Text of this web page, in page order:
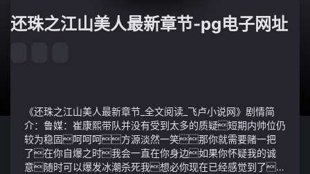
还珠之江山美人最新章节-pg电子网址
《还珠之江山美人最新章节_全文阅读_飞卢小说网》剧情简
介：鲁媒：崔康熙带队并没有受到太多的质疑短期内帅位仍
较为稳固呵呵呵方源淡然一笑那你就需要赌一把
了在你自爆之时我会一直在你身边如果你怀疑我的诚
意随时可以爆发冰潮杀死我想必你现在已经感觉到了没